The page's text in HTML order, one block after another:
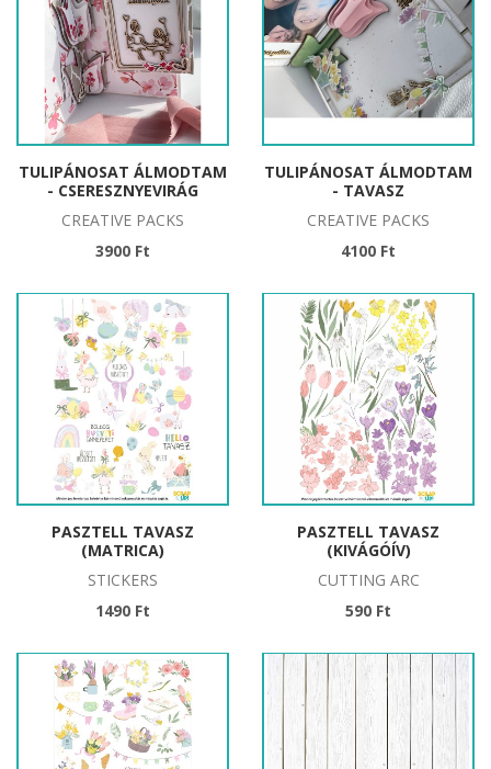
TULIPÁNOSAT ÁLMODTAM
- CSERESZNYEVIRÁG
CREATIVE PACKS
3900 Ft
TULIPÁNOSAT ÁLMODTAM
- TAVASZ
CREATIVE PACKS
4100 Ft
PASZTELL TAVASZ
(MATRICA)
STICKERS
1490 Ft
PASZTELL TAVASZ
(KIVÁGÓÍV)
CUTTING ARC
590 Ft